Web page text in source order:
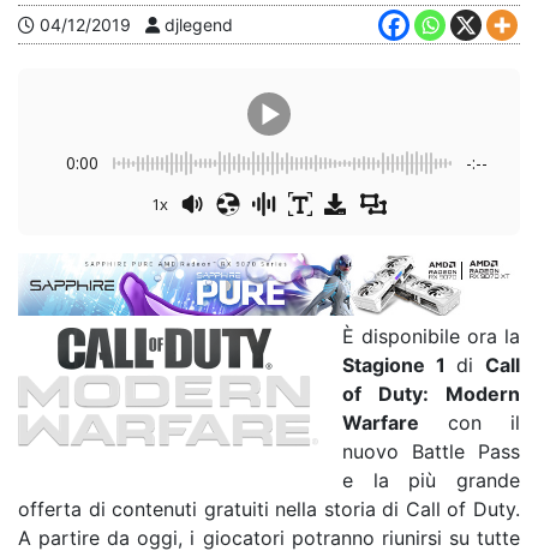
04/12/2019 djlegend
0:00 -:--
1x
È disponibile ora la
Stagione 1 diCall
of Duty: Modern
Warfare con il
nuovo Battle Pass
e la più grande
offerta di contenuti gratuiti nella storia di Call of Duty.
A partire da oggi, i giocatori potranno riunirsi su tutte